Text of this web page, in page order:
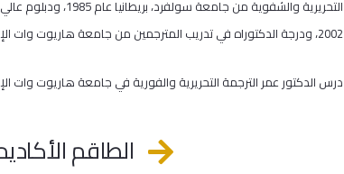
التحريرية
2002، ودرجة الدكتوراه في تدريب المترجمين من جامعة هاريوت وات الإسكتلندية في بريطانيا عام 2006.
درس الدكتور عمر الترجمة التحريرية والفورية في جامعة هاريوت وات
الطاقم